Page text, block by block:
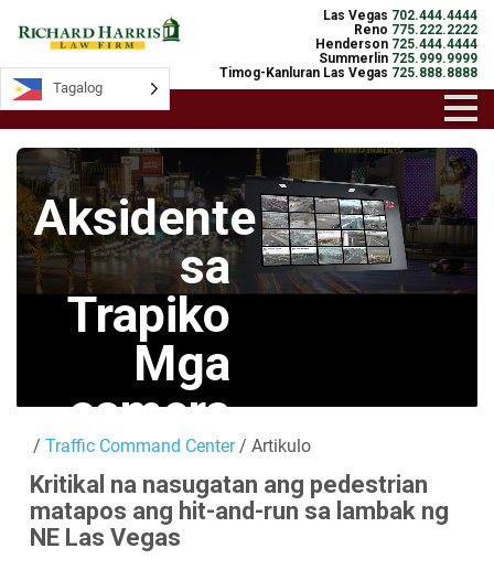
Las Vegas 702.444.4444
Reno 775.222.2222
Henderson 725.444.4444
Summerlin 725.999.9999
Timog-Kanluran Las Vegas 725.888.8888
Aksidente
sa
Trapiko
Mga
camera
Mga Live na
Camera
/ Traffic Command Center/ Artikulo
Kritikal na nasugatan ang pedestrian
matapos ang hit-and-run sa lambak ng
NE Las Vegas
Tagalog
Tagalog